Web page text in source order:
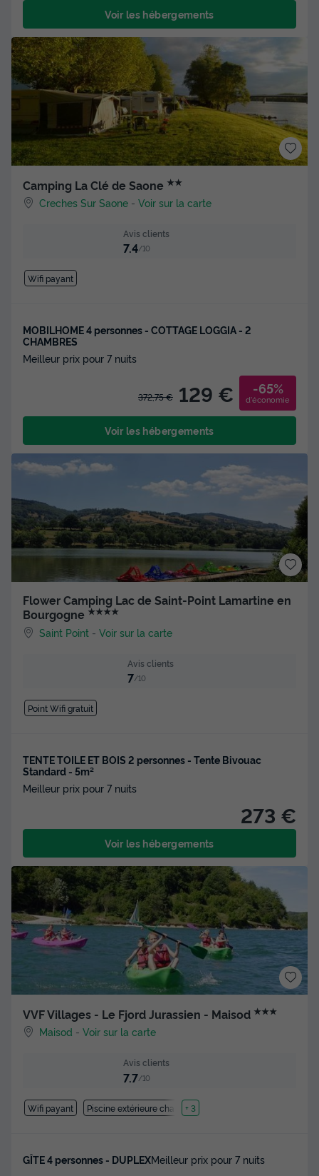
Voir les hébergements
Camping La Clé de Saone ★★
Creches Sur Saone -Voir sur la carte
Avis clients
7.4/10
Wifi payant
MOBILHOME 4 personnes - COTTAGE LOGGIA - 2
CHAMBRES
Meilleur prix pour 7 nuits
372,75 € 129 € -65%
d'économie
Voir les hébergements
Flower Camping Lac de Saint-Point Lamartine en
Bourgogne ★★★★
Saint Point -Voir sur la carte
Avis clients
7/10
Point Wifi gratuit
TENTE TOILE ET BOIS 2 personnes - Tente Bivouac
Standard - 5m²
Meilleur prix pour 7 nuits
273 €
Voir les hébergements
VVF Villages - Le Fjord Jurassien - Maisod ★★★
Maisod -Voir sur la carte
Avis clients
7.7/10
Wifi payant Piscine extérieure chauffée
+ 3
GÎTE 4 personnes - DUPLEXMeilleur prix pour 7 nuits